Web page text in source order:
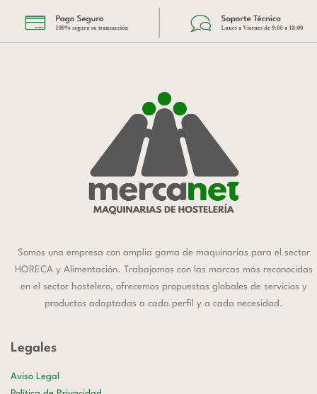
Somos una empresa con amplia gama de maquinarias para el sector
HORECA y Alimentación. Trabajamos con las marcas más reconocidas
en el sector hostelero, ofrecemos propuestas globales de servicios y
productos adaptadas a cada perfil y a cada necesidad.
Legales
Aviso Legal